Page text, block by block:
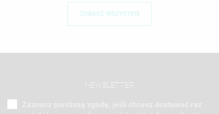
ZOBACZ WSZYSTKIE
NEWSLETTER